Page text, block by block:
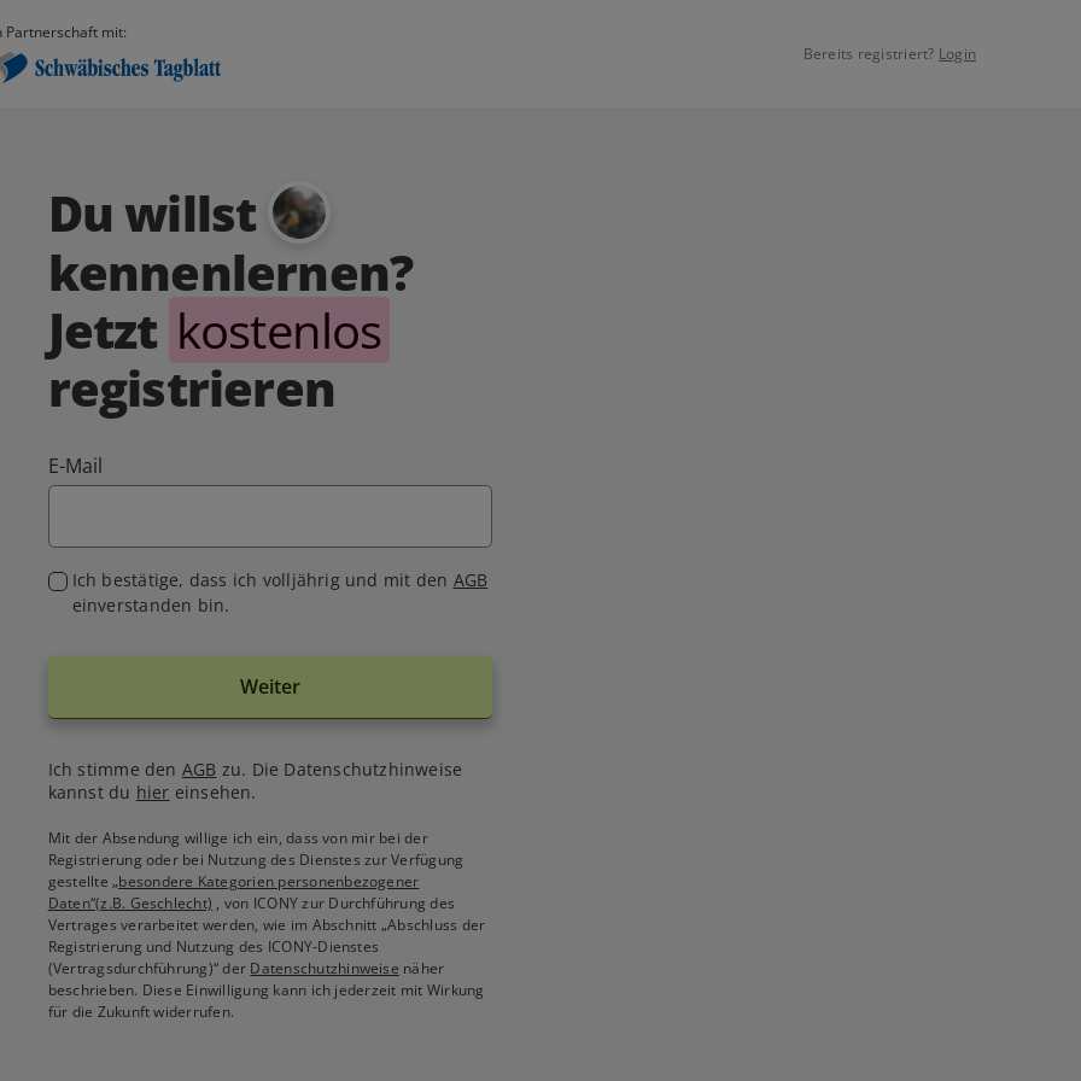
Partnerschaft mit:
Bereits registriert? Login
Du willst
kennenlernen?
Jetzt kostenlos
registrieren
E-Mail
Ich bestätige, dass ich volljährig und mit den AGB
einverstanden bin.
Weiter
Ich stimme den AGB zu. Die Datenschutzhinweise
kannst du hier einsehen.
Mit der Absendung willige ich ein, dass von mir bei der
Registrierung oder bei Nutzung des Dienstes zur Verfügung
gestellte„besondere Kategorien personenbezogener
Daten“(z.B. Geschlecht) , von ICONY zur Durchführung des
Vertrages verarbeitet werden, wie im Abschnitt „Abschluss der
Registrierung und Nutzung des ICONY-Dienstes
(Vertragsdurchführung)“ der Datenschutzhinweise näher
beschrieben. Diese Einwilligung kann ich jederzeit mit Wirkung
für die Zukunft widerrufen.